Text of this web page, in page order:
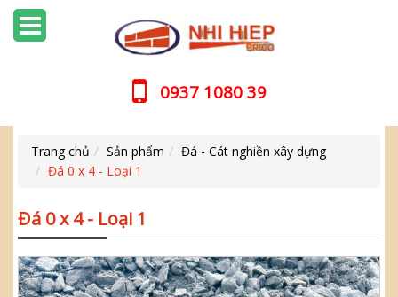
0937 1080 39
Trang chủ Sản phẩm
Đá - Cát nghiền xây dựng
Đá 0 x 4 - Loại 1
Đá 0 x 4 - Loại 1